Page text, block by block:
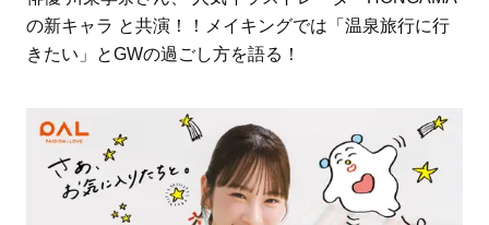
の新キャラ と共演！！メイキングでは「温泉旅行に行
きたい」とGWの過ごし方を語る！